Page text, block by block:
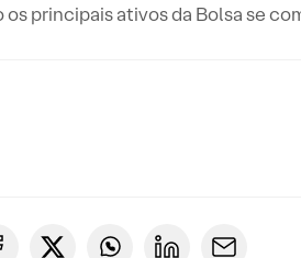
os principais ativos da Bolsa se